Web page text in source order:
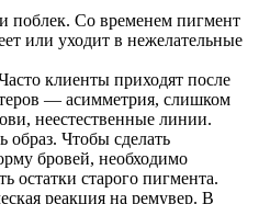
поблек. Со временем пигмент
или уходит в нежелательные
клиенты приходят после
— асимметрия, слишком
неестественные линии.
образ. Чтобы сделать
бровей, необходимо
остатки старого пигмента.
реакция на ремувер. В